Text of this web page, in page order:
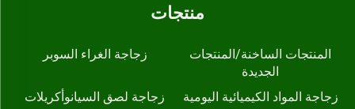
منتجات
المنتجات الساخنة/المنتجات
الجديدة
زجاجة الغراء السوبر
زجاجة المواد الكيميائية اليومية
زجاجة لصق السيانوأكريلات